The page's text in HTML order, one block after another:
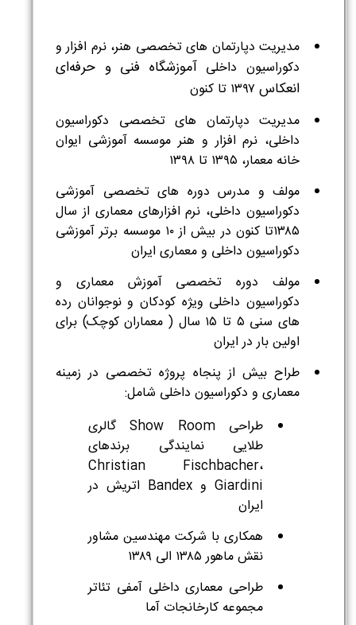
مدیریت دپارتمان های تخصصی هنر، نرم افزار و
دکوراسیون داخلیآموزشگاه فنی و حرفه‌ای
انعکاس
مدیریت دپارتمان های تخصصی دکوراسیون
داخلی، نرم افزار و هنر موسسه آموزشی ایوان
خانه معمار، ۱۳۹۵ تا ۱۳۹۸
مولف و مدرس دوره های تخصصی آموزشی
دکوراسیون داخلی، نرم افزارهای معماری از سال
۱۳۸۵تا کنون در بیش از ۱۰ موسسه برتر آموزشی
دکوراسیون داخلی و معماری ایران
مولف دوره تخصصی آموزش معماری و
دکوراسیون داخلی ویژه کودکان و نوجوانان رده
های سنی ۵ تا ۱۵ سال ( معماران کوچک) برای
اولین بار در ایران
طراح بیش از پنجاه پروژه تخصصی در زمینه
معماری و دکوراسیون داخلی شامل:
طراحی Show Room گالری
طلایی نمایندگی برندهای
Christian Fischbacher،
Giardini و Bandex اتریش در
ایران
همکاری با شرکت مهندسین مشاور
نقش ماهور ۱۳۸۵ الی ۱۳۸۹
طراحی معماری داخلی آمفی تئاتر
مجموعه کارخانجات آما